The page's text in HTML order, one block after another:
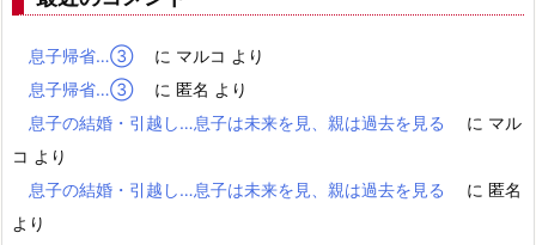
息子帰省…③ に マルコ より
息子帰省…③
に 匿名 より
息子の結婚・引越し…息子は未来を見、親は過去を見る
に マル
コ より
息子の結婚・引越し…息子は未来を見、親は過去を見る
に 匿名
より